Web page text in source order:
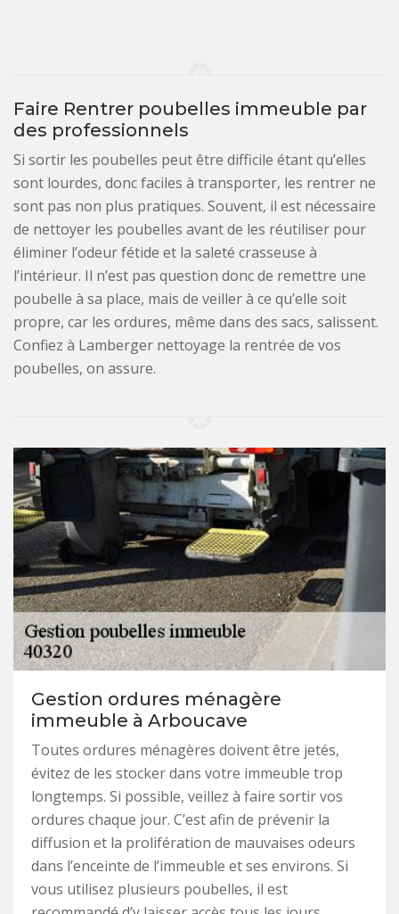
Faire Rentrer poubelles immeuble par
des professionnels
Si sortir les poubelles peut être difficile étant qu’elles
sont lourdes, donc faciles à transporter, les rentrer ne
sont pas non plus pratiques. Souvent, il est nécessaire
de nettoyer les poubelles avant de les réutiliser pour
éliminer l’odeur fétide et la saleté crasseuse à
l’intérieur. Il n’est pas question donc de remettre une
poubelle à sa place, mais de veiller à ce qu’elle soit
propre, car les ordures, même dans des sacs, salissent.
Confiez à Lamberger nettoyage la rentrée de vos
poubelles, on assure.
Gestion ordures ménagère
immeuble à Arboucave
Toutes ordures ménagères doivent être jetés,
évitez de les stocker dans votre immeuble trop
longtemps. Si possible, veillez à faire sortir vos
ordures chaque jour. C’est afin de prévenir la
diffusion et la prolifération de mauvaises odeurs
dans l’enceinte de l’immeuble et ses environs. Si
vous utilisez plusieurs poubelles, il est